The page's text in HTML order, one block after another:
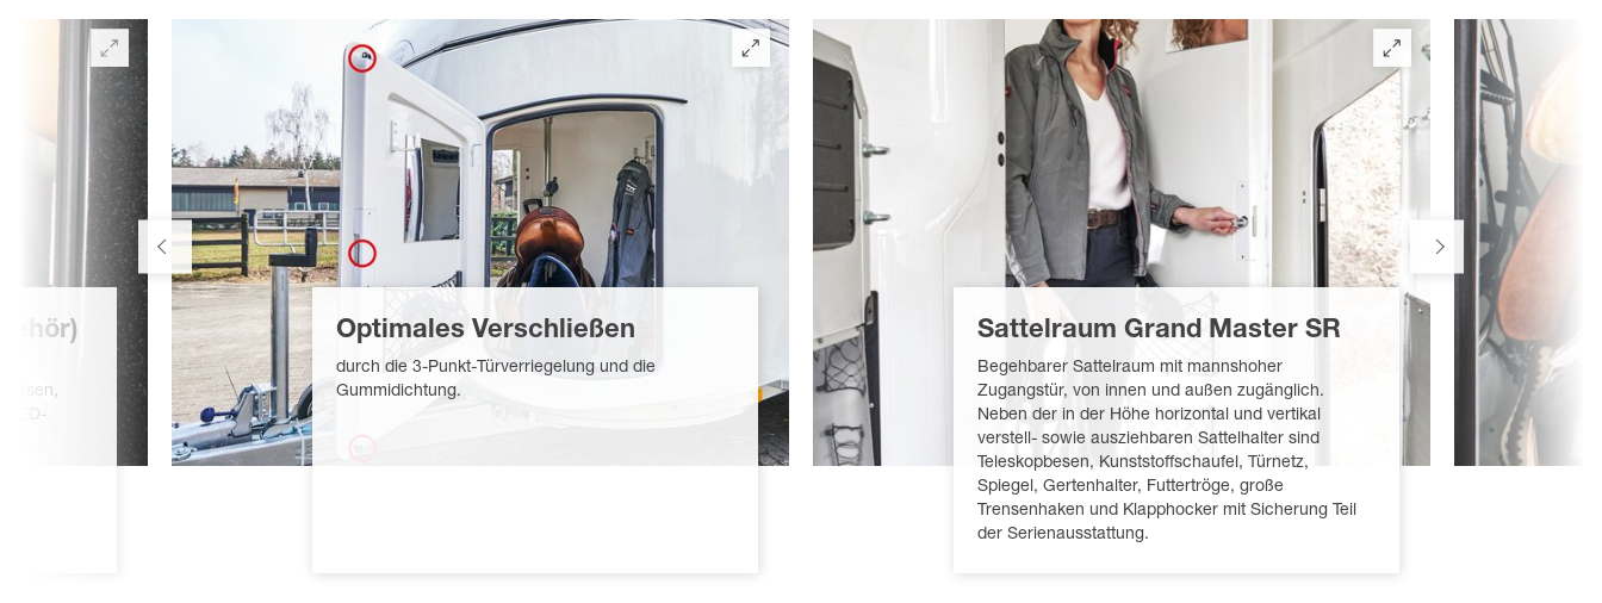
LED-
Optimales Verschließen
durch die 3-Punkt-Türverriegelung und die
Gummidichtung.
Sattelraum Grand Master SR
Begehbarer Sattelraum mit mannshoher
Zugangstür, von innen und außen zugänglich.
Neben der in der Höhe horizontal und vertikal
verstell- sowie ausziehbaren Sattelhalter sind
Teleskopbesen, Kunststoffschaufel, Türnetz,
Spiegel, Gertenhalter, Futtertröge, große
Trensenhaken und Klapphocker mit Sicherung Teil
der Serienausstattung.